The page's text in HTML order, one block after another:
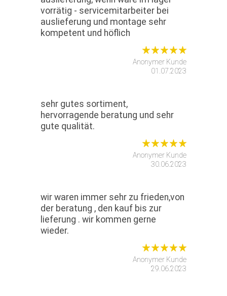
vorrätig - servicemitarbeiter bei
auslieferung und montage sehr
kompetent und höflich
Anonymer Kunde
01.07.2023
sehr gutes sortiment,
hervorragende beratung und sehr
gute qualität.
Anonymer Kunde
30.06.2023
wir waren immer sehr zu frieden,von
der beratung , den kauf bis zur
lieferung . wir kommen gerne
wieder.
Anonymer Kunde
29.06.2023